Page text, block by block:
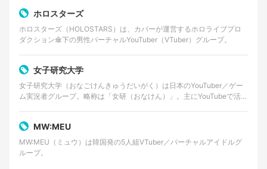
ホロスターズ
ホロスターズ（HOLOSTARS）は、カバーが運営するホロライブプロ
ダクション傘下の男性バーチャルYouTuber（VTuber）グループ。
女子研究大学
女子研究大学（おなごけんきゅうだいがく）は日本のYouTuber／ゲー
ム実況者グループ。略称は「女研（おなけん）」。主にYouTubeで活動
MW:MEU
MW:MEU（ミュウ）は韓国発の5人組VTuber／バーチャルアイドルグ
ループ。